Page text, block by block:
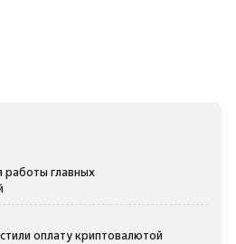
работы главных
оплату криптовалютой